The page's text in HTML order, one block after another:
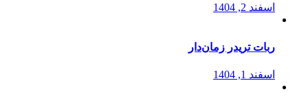
اسفند 2, 1404
ربات تریدر زمان‌دار
اسفند 1, 1404